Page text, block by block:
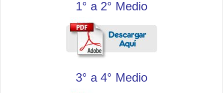
1° a 2° Medio
3° a 4° Medio